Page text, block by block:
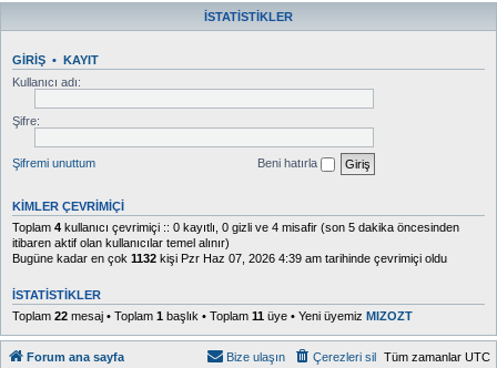
İSTATISTIKLER
GIRIŞ • KAYIT
Kullanıcı adı:
Şifre:
Şifremi unuttum Beni hatırla
KIMLER ÇEVRIMIÇI
Toplam 4 kullanıcı çevrimiçi :: 0 kayıtlı, 0 gizli ve 4 misafir (son 5 dakika öncesinden
itibaren aktif olan kullanıcılar temel alınır)
Bugüne kadar en çok 1132 kişi Pzr Haz 07, 2026 4:39 am tarihinde çevrimiçi oldu
İSTATISTIKLER
Toplam 22 mesaj • Toplam 1 başlık • Toplam 11 üye • Yeni üyemiz MIZOZT
Forum ana sayfa Tüm zamanlar UTC
Çerezleri sil
Bize ulaşın